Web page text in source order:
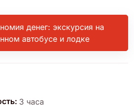
денег: экскурсия на
автобусе и лодке
3 часа